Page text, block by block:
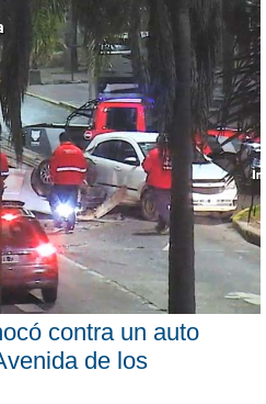
contra un auto
de los